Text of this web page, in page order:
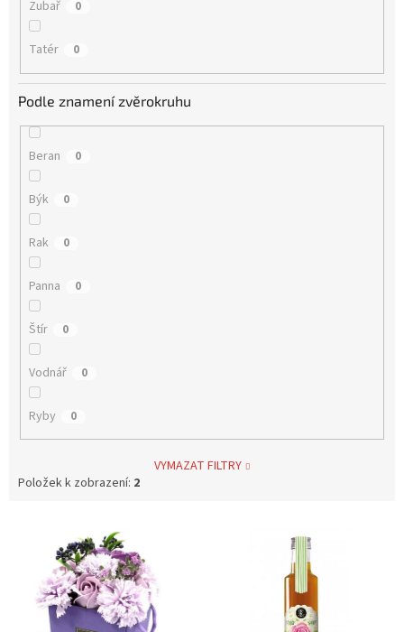
Zubař 0
Tatér 0
Podle znamení zvěrokruhu
Beran 0
Býk 0
Rak 0
Panna 0
Štír 0
Vodnář 0
Ryby 0
VYMAZAT FILTRY
Položek k zobrazení: 2